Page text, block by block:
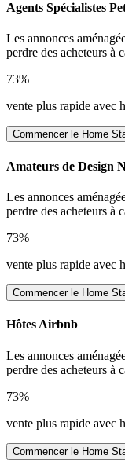
Agents Spécialistes
Les annonces
perdre des acheteurs à
73%
vente plus rapide avec
Commencer le Home
Amateurs de Design
Les annonces
perdre des acheteurs à
73%
vente plus rapide avec
Commencer le Home
Hôtes Airbnb
Les annonces
perdre des acheteurs à
73%
vente plus rapide avec
Commencer le Home